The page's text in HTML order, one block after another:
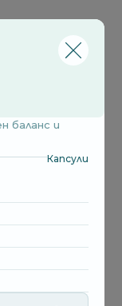
баланс и
Капсули